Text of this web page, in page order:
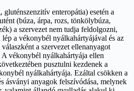
enteropátia) esetén a
(búza, árpa, rozs, tönkölybúza,
a szervezet nem tudja feldolgozni,
lép a vékonybél nyálkahártyájával és az
a szervezet ellenanyagot
A vékonybél nyálkahártyája ellen
pusztulni kezdenek a
nyálkahártyája. Ezáltal csökken a
ásványi anyagok felszívódása, melynek